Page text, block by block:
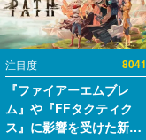
注目度 8041
『ファイアーエムブレ
ム』や『FFタクティク
ス』に影響を受けた新作